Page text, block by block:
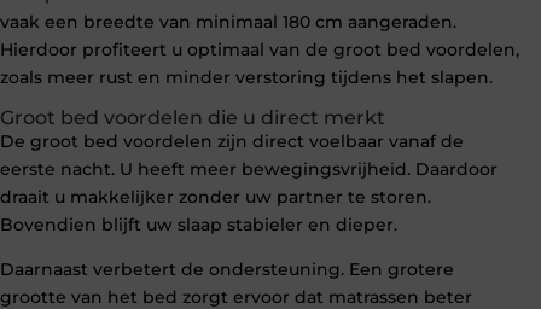
vaak een breedte van minimaal 180 cm aangeraden.
Hierdoor profiteert u optimaal van de groot bed voordelen,
zoals meer rust en minder verstoring tijdens het slapen.
Groot bed voordelen die u direct merkt
De groot bed voordelen zijn direct voelbaar vanaf de
eerste nacht. U heeft meer bewegingsvrijheid. Daardoor
draait u makkelijker zonder uw partner te storen.
Bovendien blijft uw slaap stabieler en dieper.
Daarnaast verbetert de ondersteuning. Een grotere
grootte van het bed zorgt ervoor dat matrassen beter